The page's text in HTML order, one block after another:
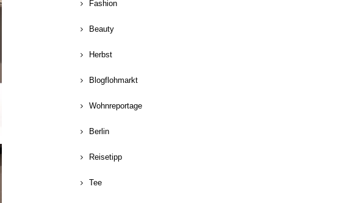
Fashion
Beauty
Herbst
Blogflohmarkt
Wohnreportage
Berlin
Reisetipp
Tee